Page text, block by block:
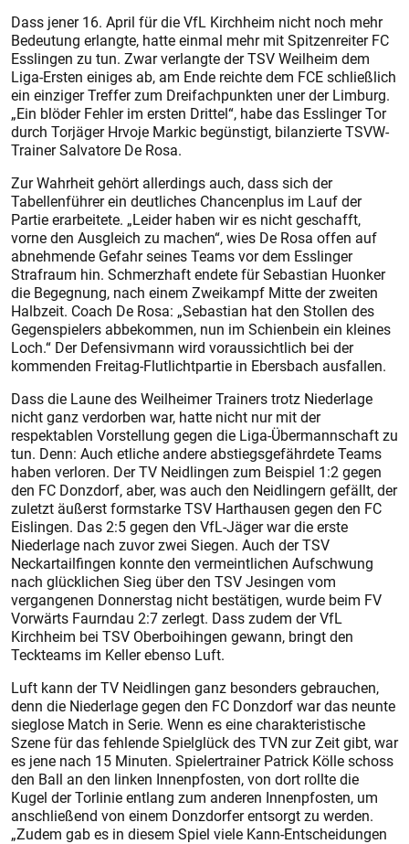
Dass jener 16. April für die VfL Kirchheim nicht noch mehr
Bedeutung erlangte, hatte einmal mehr mit Spitzenreiter FC
Esslingen zu tun. Zwar verlangte der TSV Weilheim dem
Liga-Ersten einiges ab, am Ende reichte dem FCE schließlich
ein einziger Treffer zum Dreifachpunkten uner der Limburg.
„Ein blöder Fehler im ersten Drittel“, habe das Esslinger Tor
durch Torjäger Hrvoje Markic begünstigt, bilanzierte TSVW-
Trainer Salvatore De Rosa.
Zur Wahrheit gehört allerdings auch, dass sich der
Tabellenführer ein deutliches Chancenplus im Lauf der
Partie erarbeitete. „Leider haben wir es nicht geschafft,
vorne den Ausgleich zu machen“, wies De Rosa offen auf
abnehmende Gefahr seines Teams vor dem Esslinger
Strafraum hin. Schmerzhaft endete für Sebastian Huonker
die Begegnung, nach einem Zweikampf Mitte der zweiten
Halbzeit. Coach De Rosa: „Sebastian hat den Stollen des
Gegenspielers abbekommen, nun im Schienbein ein kleines
Loch.“ Der Defensivmann wird voraussichtlich bei der
kommenden Freitag-Flutlichtpartie in Ebersbach ausfallen.
Dass die Laune des Weilheimer Trainers trotz Niederlage
nicht ganz verdorben war, hatte nicht nur mit der
respektablen Vorstellung gegen die Liga-Übermannschaft zu
tun. Denn: Auch etliche andere abstiegsgefährdete Teams
haben verloren. Der TV Neidlingen zum Beispiel 1:2 gegen
den FC Donzdorf, aber, was auch den Neidlingern gefällt, der
zuletzt äußerst formstarke TSV Harthausen gegen den FC
Eislingen. Das 2:5 gegen den VfL-Jäger war die erste
Niederlage nach zuvor zwei Siegen. Auch der TSV
Neckartailfingen konnte den vermeintlichen Aufschwung
nach glücklichen Sieg über den TSV Jesingen vom
vergangenen Donnerstag nicht bestätigen, wurde beim FV
Vorwärts Faurndau 2:7 zerlegt. Dass zudem der VfL
Kirchheim bei TSV Oberboihingen gewann, bringt den
Teckteams im Keller ebenso Luft.
Luft kann der TV Neidlingen ganz besonders gebrauchen,
denn die Niederlage gegen den FC Donzdorf war das neunte
sieglose Match in Serie. Wenn es eine charakteristische
Szene für das fehlende Spielglück des TVN zur Zeit gibt, war
es jene nach 15 Minuten. Spielertrainer Patrick Kölle schoss
den Ball an den linken Innenpfosten, von dort rollte die
Kugel der Torlinie entlang zum anderen Innenpfosten, um
anschließend von einem Donzdorfer entsorgt zu werden.
„Zudem gab es in diesem Spiel viele Kann-Entscheidungen